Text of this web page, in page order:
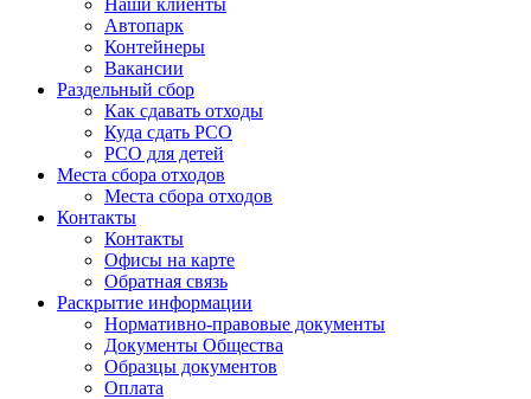
Наши клиенты
Автопарк
Контейнеры
Вакансии
Раздельный сбор
Как сдавать отходы
Куда сдать РСО
РСО для детей
Места сбора отходов
Места сбора отходов
Контакты
Контакты
Офисы на карте
Обратная связь
Раскрытие информации
Нормативно-правовые документы
Документы Общества
Образцы документов
Оплата